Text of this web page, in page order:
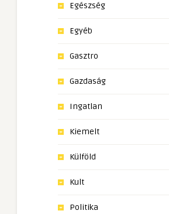
Egészség
Egyéb
Gasztro
Gazdaság
Ingatlan
Kiemelt
Külföld
Kult
Politika